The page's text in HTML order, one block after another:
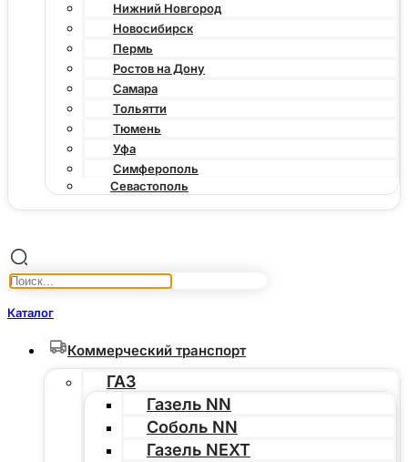
Нижний Новгород
Новосибирск
Пермь
Ростов на Дону
Самара
Тольятти
Тюмень
Уфа
Симферополь
Севастополь
Каталог
Коммерческий транспорт
ГАЗ
Газель NN
Соболь NN
Газель NEXT